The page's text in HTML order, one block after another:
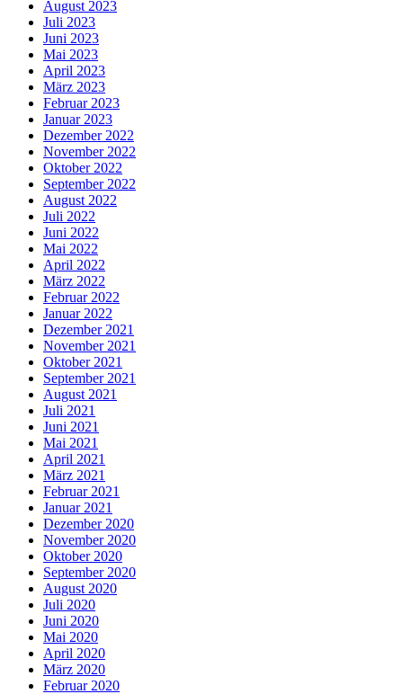
August 2023
Juli 2023
Juni 2023
Mai 2023
April 2023
März 2023
Februar 2023
Januar 2023
Dezember 2022
November 2022
Oktober 2022
September 2022
August 2022
Juli 2022
Juni 2022
Mai 2022
April 2022
März 2022
Februar 2022
Januar 2022
Dezember 2021
November 2021
Oktober 2021
September 2021
August 2021
Juli 2021
Juni 2021
Mai 2021
April 2021
März 2021
Februar 2021
Januar 2021
Dezember 2020
November 2020
Oktober 2020
September 2020
August 2020
Juli 2020
Juni 2020
Mai 2020
April 2020
März 2020
Februar 2020